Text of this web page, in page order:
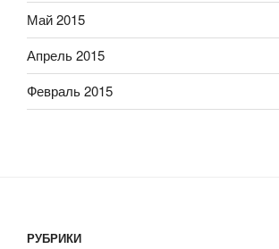
Май 2015
Апрель 2015
Февраль 2015
РУБРИКИ